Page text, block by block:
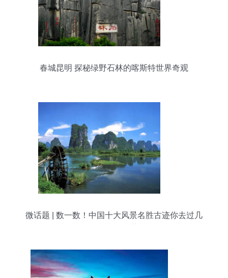
春城昆明 探秘绿野石林的喀斯特世界奇观
微话题 | 数一数！中国十大风景名胜古迹你去过几